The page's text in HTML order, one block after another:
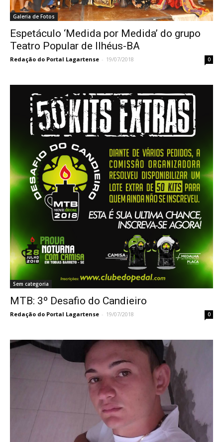
Galeria de Fotos
Espetáculo ‘Medida por Medida’ do grupo
Teatro Popular de Ilhéus-BA
Redação do Portal Lagartense - 19/07/2018 0
Sem categoria
MTB: 3º Desafio do Candieiro
Redação do Portal Lagartense - 19/07/2018 0